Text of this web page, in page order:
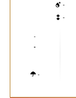
-
-
-
-
-